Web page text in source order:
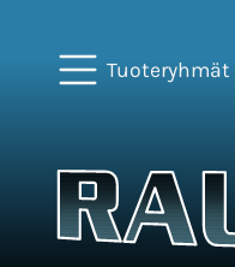
Tuoteryhmät